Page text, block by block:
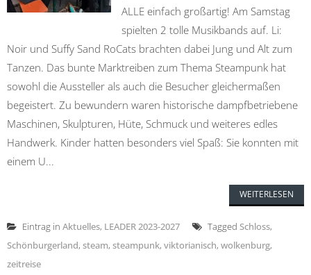
ALLE einfach großartig! Am Samstag
spielten 2 tolle Musikbands auf. Li:
Noir und Suffy Sand RoCats brachten dabei Jung und Alt zum
Tanzen. Das bunte Marktreiben zum Thema Steampunk hat
sowohl die Aussteller als auch die Besucher gleichermaßen
begeistert. Zu bewundern waren historische dampfbetriebene
Maschinen, Skulpturen, Hüte, Schmuck und weiteres edles
Handwerk. Kinder hatten besonders viel Spaß: Sie konnten mit
einem U...
WEITERLESEN
Eintrag in Aktuelles, LEADER 2023-2027 Tagged Schloss,
Schönburgerland, steam, steampunk, viktorianisch, wolkenburg,
zeitreise